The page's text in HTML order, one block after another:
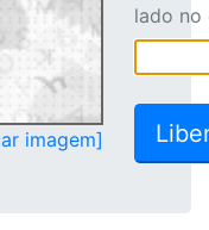
imagem]
lado no